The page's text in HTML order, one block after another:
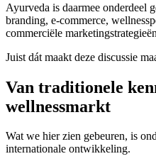
Ayurveda is daarmee onderdeel
branding, e-commerce,
commerciële
Juist dát maakt deze discussie
Van traditionele
wellnessmarkt
Wat we hier zien gebeuren, is
internationale ontwikkeling.